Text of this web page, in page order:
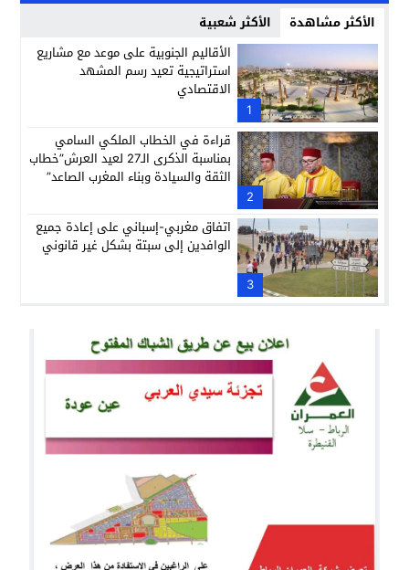
الأكثر مشاهدة الأكثر شعبية
1
الأقاليم الجنوبية على موعد مع مشاريع
استراتيجية تعيد رسم المشهد
الاقتصادي
2
قراءة في الخطاب الملكي السامي
بمناسبة الذكرى الـ27 لعيد العرش”خطاب
الثقة والسيادة وبناء المغرب الصاعد”
3
اتفاق مغربي-إسباني على إعادة جميع
الوافدين إلى سبتة بشكل غير قانوني